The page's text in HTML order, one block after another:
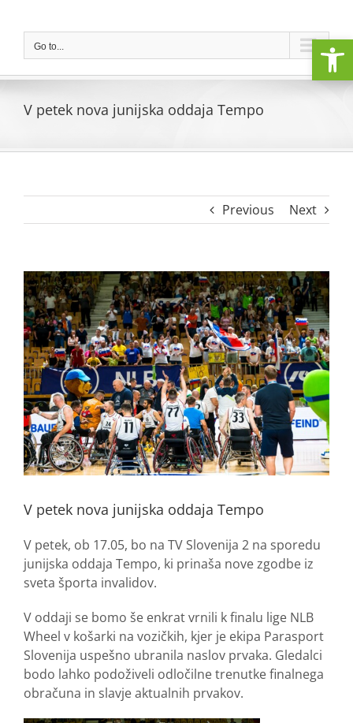
contentGo to...
V petek nova junijska oddaja Tempo
Previous Next
View
Larger
Image
V petek nova junijska oddaja Tempo
V petek, ob 17.05, bo na TV Slovenija 2 na sporedu
junijska oddaja Tempo, ki prinaša nove zgodbe iz
sveta športa invalidov.
V oddaji se bomo še enkrat vrnili k finalu lige NLB
Wheel v košarki na vozičkih, kjer je ekipa Parasport
Slovenija uspešno ubranila naslov prvaka. Gledalci
bodo lahko podoživeli odločilne trenutke finalnega
obračuna in slavje aktualnih prvakov.